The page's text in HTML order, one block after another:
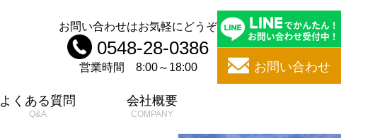
お問い合わせはお気軽にどうぞ
0548-28-0386
営業時間 8:00～18:00 お問い合わせ
よくある質問 会社概要